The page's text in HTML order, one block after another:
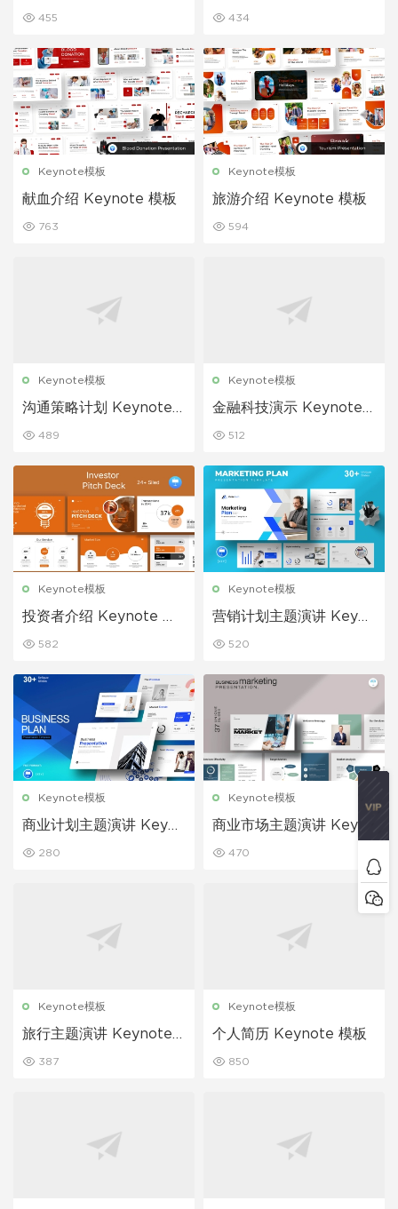
455 434
Keynote模板
献血介绍 Keynote 模板
763
Keynote模板
旅游介绍 Keynote 模板
594
Keynote模板
沟通策略计划 Keynote
489
Keynote模板
金融科技演示 Keynote
512
Keynote模板
投资者介绍 Keynote 模
582
Keynote模板
营销计划主题演讲 Keyno
520
Keynote模板
商业计划主题演讲 Keyno
280
Keynote模板
商业市场主题演讲 Keyno
470
Keynote模板
旅行主题演讲 Keynote
387
Keynote模板
个人简历 Keynote 模板
850